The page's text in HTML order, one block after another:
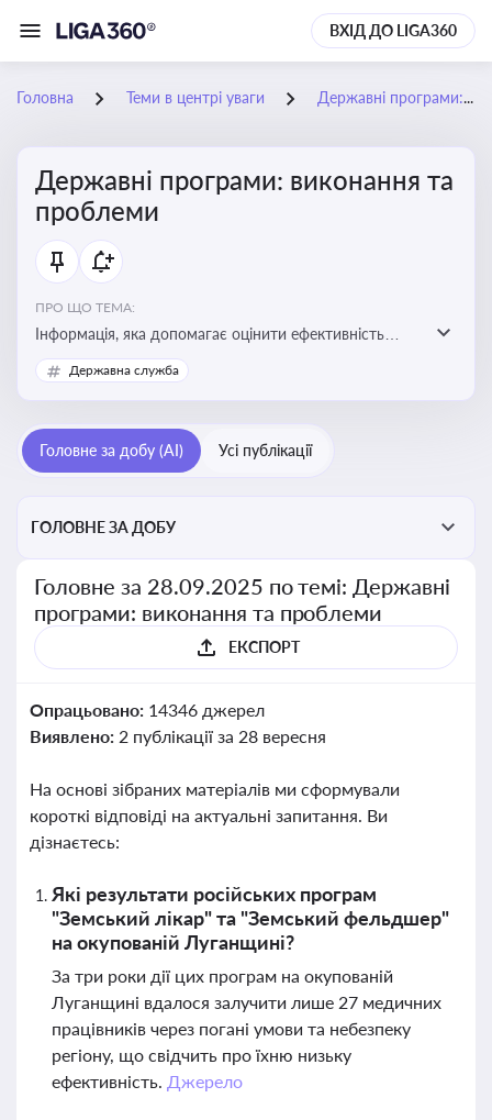
ВХІД ДО LIGA360
Головна Теми в центрі уваги Державні програми: виконання та проблеми
Державні програми: виконання та
проблеми
ПРО ЩО ТЕМА:
Інформація, яка допомагає оцінити ефективність
використання бюджетних коштів, виявити проблеми
реалізації та знайти шляхи їх удосконалення
Державна служба
Головне за добу (AI) Усі публікації
ГОЛОВНЕ ЗА ДОБУ
Головне за 28.09.2025 по темі: Державні
програми: виконання та проблеми
ЕКСПОРТ
Опрацьовано: 14346 джерел
Виявлено: 2 публікації за 28 вересня
На основі зібраних матеріалів ми сформували
короткі відповіді на актуальні запитання. Ви
дізнаєтесь:
Які результати російських програм
"Земський лікар" та "Земський фельдшер"
на окупованій Луганщині?
За три роки дії цих програм на окупованій
Луганщині вдалося залучити лише 27 медичних
працівників через погані умови та небезпеку
регіону, що свідчить про їхню низьку
ефективність. Джерело